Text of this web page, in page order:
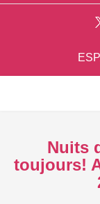
Nuits
toujours!